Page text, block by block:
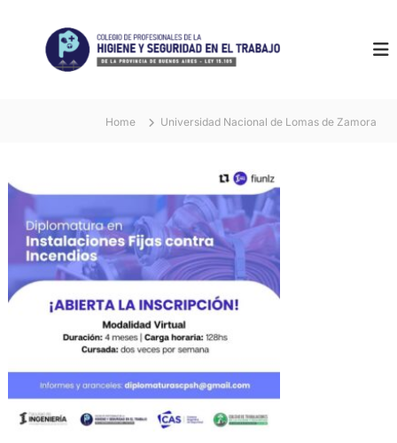
Home Universidad Nacional de Lomas de Zamora